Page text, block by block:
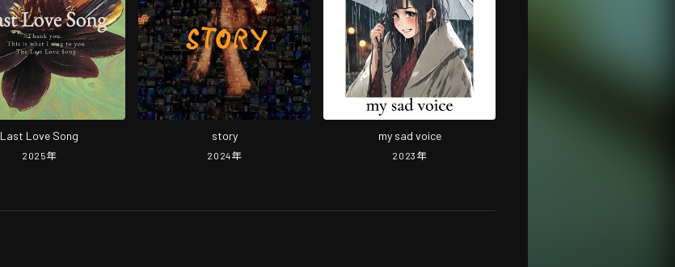
Last Love Song
2025年
story
2024年
my sad voice
2023 年